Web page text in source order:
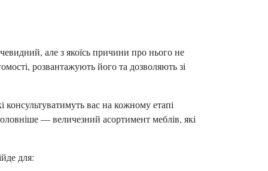
але з якоїсь причини про нього не
розвантажують його та дозволяють зі
вас на кожному етапі
— величезний асортимент меблів, які
для: